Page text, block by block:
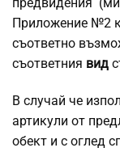
Приложение №2
съответно
съответния вид
В случай че
артикули от
обект и с оглед